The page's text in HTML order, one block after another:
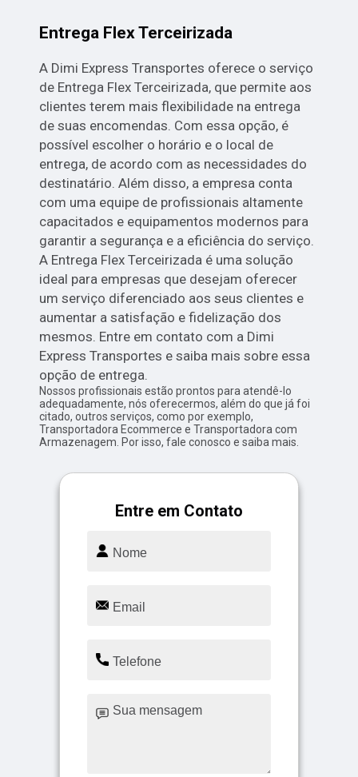
Entrega Flex Terceirizada
A Dimi Express Transportes oferece o serviço
de Entrega Flex Terceirizada, que permite aos
clientes terem mais flexibilidade na entrega
de suas encomendas. Com essa opção, é
possível escolher o horário e o local de
entrega, de acordo com as necessidades do
destinatário. Além disso, a empresa conta
com uma equipe de profissionais altamente
capacitados e equipamentos modernos para
garantir a segurança e a eficiência do serviço.
A Entrega Flex Terceirizada é uma solução
ideal para empresas que desejam oferecer
um serviço diferenciado aos seus clientes e
aumentar a satisfação e fidelização dos
mesmos. Entre em contato com a Dimi
Express Transportes e saiba mais sobre essa
opção de entrega.
Nossos profissionais estão prontos para atendê-lo
adequadamente, nós oferecermos, além do que já foi
citado, outros serviços, como por exemplo,
Transportadora Ecommerce e Transportadora com
Armazenagem. Por isso, fale conosco e saiba mais.
Entre em Contato